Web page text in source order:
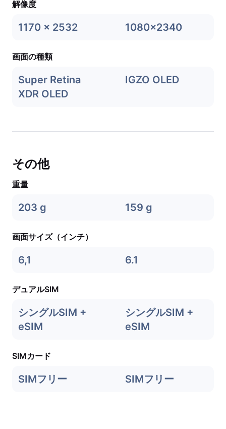
解像度
1170 x 2532 1080x2340
画面の種類
Super Retina
XDR OLED
IGZO OLED
その他
重量
203 g 159 g
画面サイズ（インチ）
6,1 6.1
デュアルSIM
シングルSIM +
eSIM
シングルSIM +
eSIM
SIMカード
SIMフリー SIMフリー